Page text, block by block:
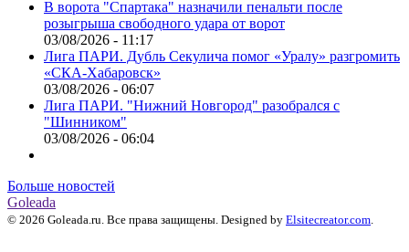
В ворота "Спартака" назначили пенальти после
розыгрыша свободного удара от ворот
03/08/2026 - 11:17
Лига ПАРИ. Дубль Секулича помог «Уралу» разгромить
«СКА-Хабаровск»
03/08/2026 - 06:07
Лига ПАРИ. "Нижний Новгород" разобрался с
"Шинником"
03/08/2026 - 06:04
Больше новостей
Goleada
© 2026 Goleada.ru. Все права защищены. Designed by Elsitecreator.com